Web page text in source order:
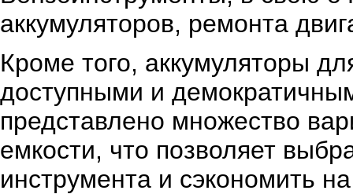
аккумуляторов, ремонта
Кроме того, аккумуляторы
доступными и
представлено множество
емкости, что позволяет
инструмента и сэкономить